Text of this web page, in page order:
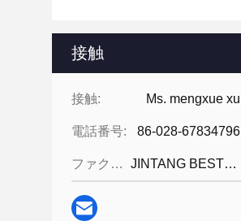
接触
接触: Ms. mengxue xu
電話番号: 86-028-67834796
ファクシミリ: JINTANG BESTWAY TECHNOLOGY CO